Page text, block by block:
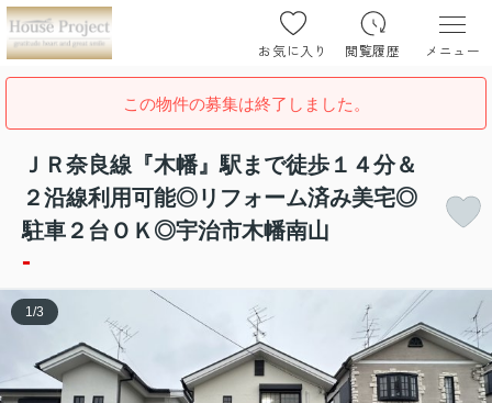
お気に入り 閲覧履歴 メニュー
この物件の募集は終了しました。
ＪＲ奈良線『木幡』駅まで徒歩１４分＆
２沿線利用可能◎リフォーム済み美宅◎
駐車２台ＯＫ◎宇治市木幡南山
-
1 /3